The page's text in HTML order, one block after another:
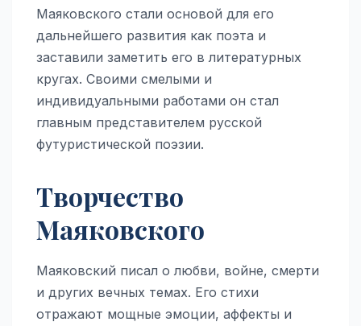
Маяковского стали основой для его
дальнейшего развития как поэта и
заставили заметить его в литературных
кругах. Своими смелыми и
индивидуальными работами он стал
главным представителем русской
футуристической поэзии.
Творчество
Маяковского
Маяковский писал о любви, войне, смерти
и других вечных темах. Его стихи
отражают мощные эмоции, аффекты и